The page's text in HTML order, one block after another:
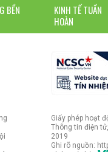
BỀN
KINH TẾ TUẦN
HOÀN
Giấy phép hoạt
Thông tin điện
2019
Ghi rõ nguồn: